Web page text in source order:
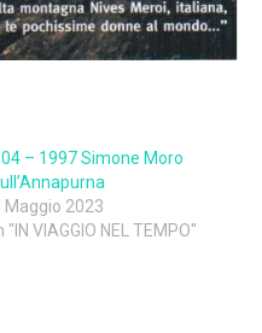
– 1997 Simone Moro
Maggio 2023
"IN VIAGGIO NEL TEMPO"